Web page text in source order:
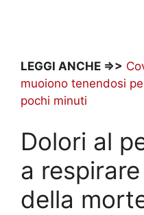
LEGGI ANCHE =>>
muoiono tenendosi
pochi minuti
Dolori al
a
della